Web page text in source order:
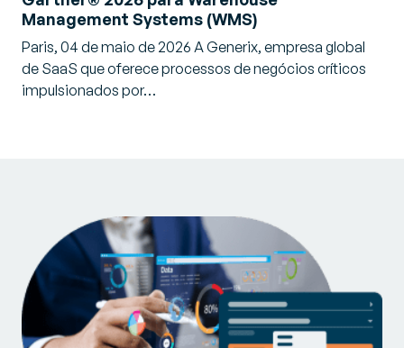
Management Systems (WMS)
Paris, 04 de maio de 2026 A Generix, empresa global
de SaaS que oferece processos de negócios críticos
impulsionados por…